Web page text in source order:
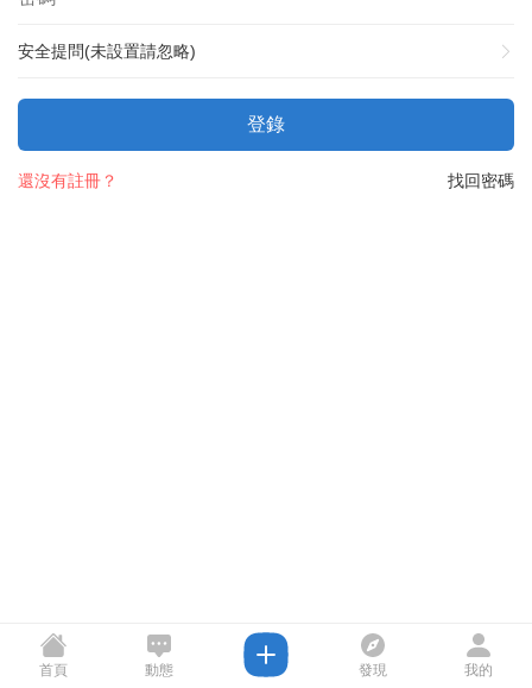
安全提問(未設置請忽略)
登錄
找回密碼
還沒有註冊？
首頁 動態 發現 我的